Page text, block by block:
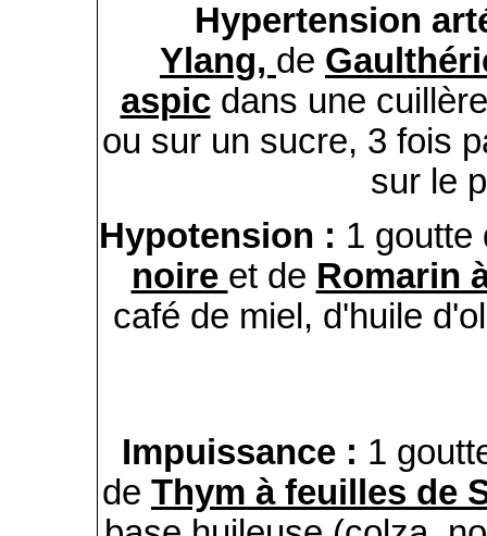
Hypertension
Ylang, de
aspicdans une
ou sur un sucre, 3 fois
sur le
Hypotension : 1
noire et de Romarin
café de miel, d'huile
Impuissance : 1
de Thym à feuilles de